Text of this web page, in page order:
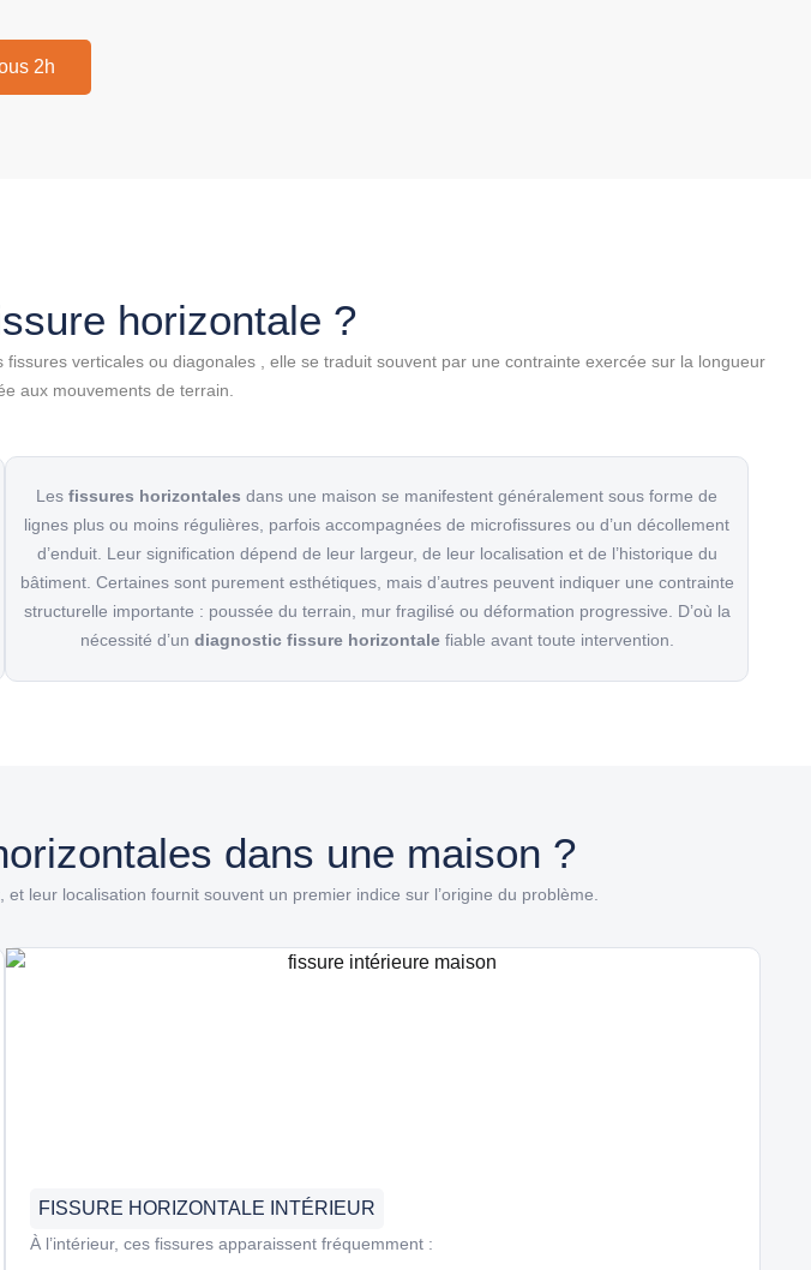
2h
horizontale ?
fissures verticalesou diagonales, elle se traduit souvent par une contrainte exercée sur la longueur
aux mouvements de terrain.
Les fissures horizontales dans une maison se manifestent généralement sous forme de
lignes plus ou moins régulières, parfois accompagnées de microfissures ou d’un décollement
d’enduit. Leur signification dépend de leur largeur, de leur localisation et de l’historique du
bâtiment. Certaines sont purement esthétiques, mais d’autres peuvent indiquer une contrainte
structurelle importante : poussée du terrain, mur fragilisé ou déformation progressive. D’où la
nécessité d’un diagnostic fissure horizontalefiable avant toute intervention.
dans une maison ?
leur localisation fournit souvent un premier indice sur l’origine du problème.
FISSURE HORIZONTALE INTÉRIEUR
À l’intérieur, ces fissures apparaissent fréquemment :